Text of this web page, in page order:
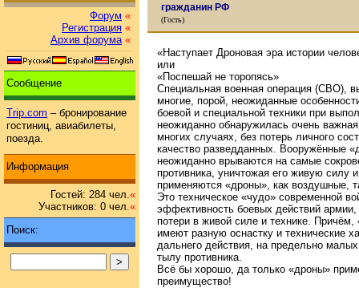
Форум «
Регистрация «
Архив форума «
Сообщение
Trip.com – бронирование
гостиниц, авиабилеты,
поезда.
Информация
Гостей: 284 чел.«
Участников: 0 чел.«
Поиск:
гражданин РФ
(Гость)
«Наступает Дроновая эра истории
или
«Поспешай не торопясь»
Специальная военная операция (СВО),
многие, порой, неожиданные
боевой и специальной техники при
неожиданно обнаружилась очень
многих случаях, без потерь личного
качество разведданных. Вооружённые
неожиданно врываются на самые
противника, уничтожая его живую силу
применяются «дроны», как воздушные,
Это техническое «чудо» современной
эффективность боевых действий армии,
потери в живой силе и технике. Причём,
имеют разную оснастку и технические
дальнего действия, на предельно
тылу противника.
Всё бы хорошо, да только «дроны»
преимущество!